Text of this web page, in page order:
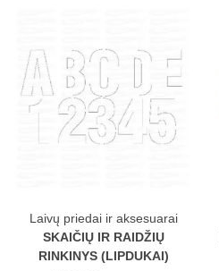
Laivų priedai ir aksesuarai
SKAIČIŲ IR RAIDŽIŲ
RINKINYS (LIPDUKAI)